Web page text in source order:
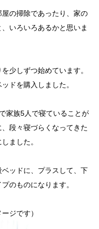
の掃除であったり、家の
いろいろあるかと思いま
少しずつ始めています。
ドを購入しました。
家族5人で寝ていることが
段々寝づらくなってきた
ました。
ッドに、プラスして、下
のものになります。
ジです）